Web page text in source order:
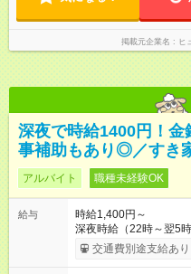
掲載元企業名 ヒ
深夜で時給1400円！
事補助もあり◎／すき
アルバイト 職種未経験OK
給与
時給1,400円～
深夜時給（22時～翌5時）：1400円 【試
試用期間の長さ：1ヶ
試用期間の実態は30
交通費別途支給あり